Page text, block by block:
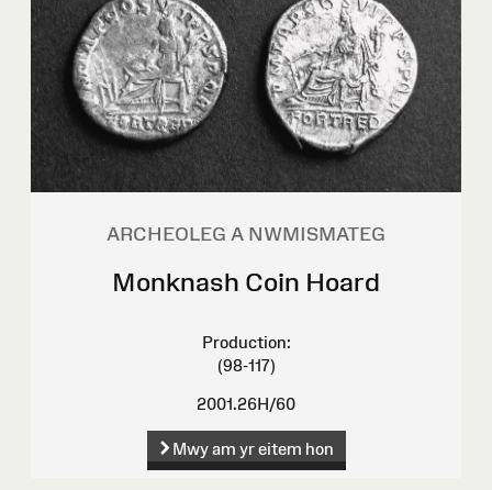
ARCHEOLEG A NWMISMATEG
Monknash Coin Hoard
Production:
(98-117)
2001.26H/60
Mwy am yr eitem hon